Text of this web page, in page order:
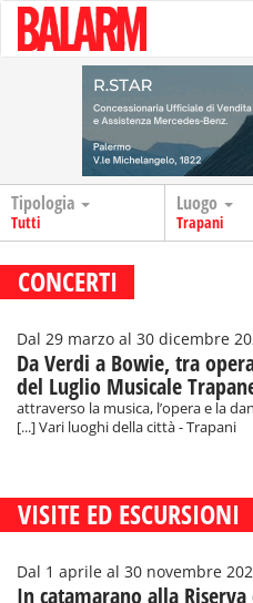
Tipologia
Tutti
Luogo
Trapani
CONCERTI
Dal 29 marzo al 30 dicembre
Da Verdi a Bowie, tra
del Luglio Musicale
attraverso la musica, l’opera e la
[...] Vari luoghi della città - Trapani
VISITE ED ESCURSIONI
Dal 1 aprile al 30 novembre
In catamarano alla